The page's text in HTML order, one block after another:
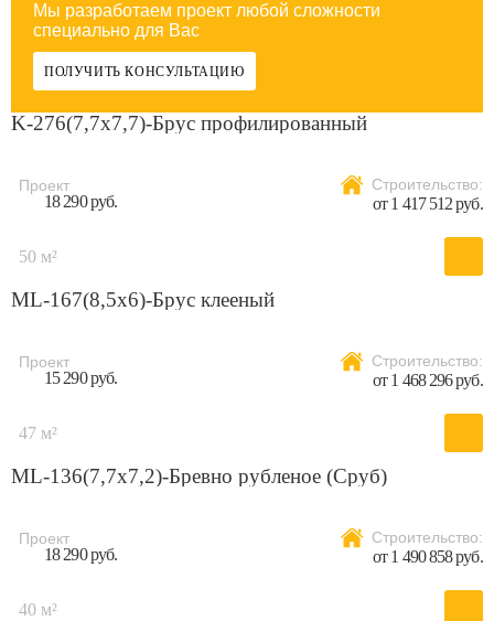
Мы разработаем проект любой сложности
специально для Вас
ПОЛУЧИТЬ КОНСУЛЬТАЦИЮ
K-276(7,7x7,7)-Брус профилированный
Проект
18 290 руб.
Строительство:
от 1 417 512 руб.
50 м²
ML-167(8,5x6)-Брус клееный
Проект
15 290 руб.
Строительство:
от 1 468 296 руб.
47 м²
ML-136(7,7х7,2)-Бревно рубленое (Сруб)
Проект
18 290 руб.
Строительство:
от 1 490 858 руб.
40 м²